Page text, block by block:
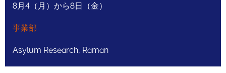
8月4（月）から8日（金）
事業部
Asylum Research, Raman